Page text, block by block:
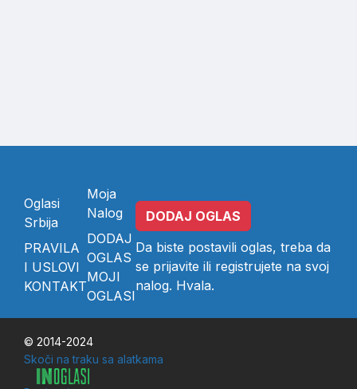
Oglasi
Srbija
PRAVILA
I USLOVI
KONTAKT
Moja
Nalog
DODAJ
OGLAS
MOJI
OGLASI
DODAJ OGLAS
Da biste postavili oglas, treba da
se prijavite ili registrujete na svoj
nalog. Hvala.
© 2014-2024
Skoči na traku sa alatkama